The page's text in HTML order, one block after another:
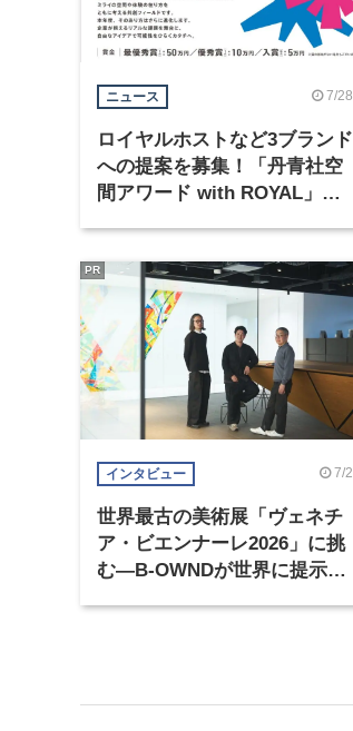
ニュース 7/28
ロイヤルホストなど3ブランド
への提案を募集！「丹青社空
間アワード with ROYAL」が
インタビュー 7/2
世界最古の美術展「ヴェネチ
ア・ビエンナーレ2026」に挑
む―B-OWNDが世界に提示す
PR